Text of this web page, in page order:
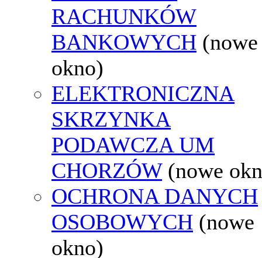
RACHUNKÓW
BANKOWYCH (nowe
okno)
ELEKTRONICZNA
SKRZYNKA
PODAWCZA UM
CHORZÓW (nowe
OCHRONA DANYCH
OSOBOWYCH (nowe
okno)